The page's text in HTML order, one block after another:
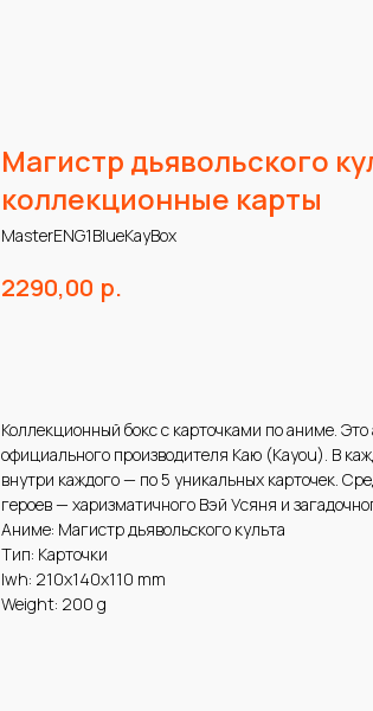
Магистр дьявольского
коллекционные карты
MasterENG1BlueKayBox
2290,00 р.
Коллекционный бокс с карточками по аниме.
официального производителя Каю (Kayou). В
внутри каждого — по 5 уникальных карточек.
героев — харизматичного Вэй Усяня и
Аниме: Магистр дьявольского культа
Тип: Карточки
lwh: 210x140x110 mm
Weight: 200 g